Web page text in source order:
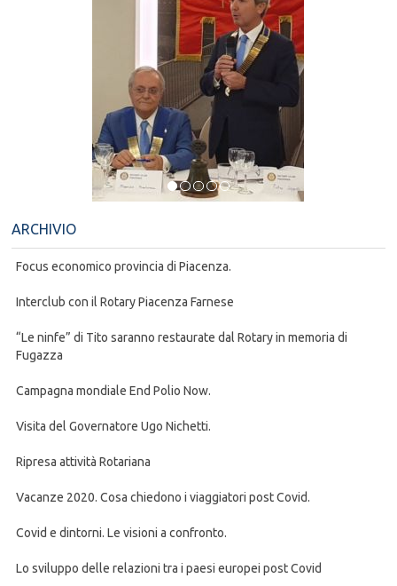
ARCHIVIO
Focus economico provincia di Piacenza.
Interclub con il Rotary Piacenza Farnese
“Le ninfe” di Tito saranno restaurate dal Rotary in memoria di
Fugazza
Campagna mondiale End Polio Now.
Visita del Governatore Ugo Nichetti.
Ripresa attività Rotariana
Vacanze 2020. Cosa chiedono i viaggiatori post Covid.
Covid e dintorni. Le visioni a confronto.
Lo sviluppo delle relazioni tra i paesi europei post Covid